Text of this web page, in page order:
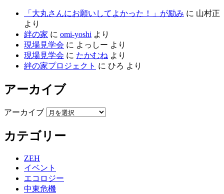
「大丸さんにお願いしてよかった！」が励み に 山村正
より
絆の家 に omi-yoshi より
現場見学会 に よっしー より
現場見学会 に たかむね より
絆の家プロジェクト に ひろ より
アーカイブ
アーカイブ
カテゴリー
ZEH
イベント
エコロジー
中東危機